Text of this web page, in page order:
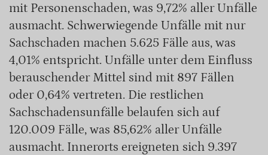
mit Personenschaden, was 9,72% aller Unfälle
ausmacht. Schwerwiegende Unfälle mit nur
Sachschaden machen 5.625 Fälle aus, was
4,01% entspricht. Unfälle unter dem Einfluss
berauschender Mittel sind mit 897 Fällen
oder 0,64% vertreten. Die restlichen
Sachschadensunfälle belaufen sich auf
120.009 Fälle, was 85,62% aller Unfälle
ausmacht. Innerorts ereigneten sich 9.397